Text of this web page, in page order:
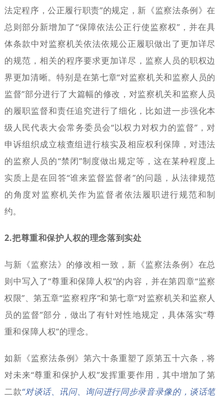
法定程序，公正履行职责”的规定，新《监察法条例》在
总则部分新增加了“保障依法公正行使监察权”，并在具
体条款中对监察机关依法依规公正履职做出了更加详尽
的规范，相关的程序要求更加详尽，监察人员的职权边
界更加清晰。特别是在第七章“对监察机关和监察人员的
监督”部分进行了大篇幅的修改，对监察机关和监察人员
的履职监督和责任追究进行了细化，比如进一步强化本
级人民代表大会常务委员会“以权力对权力的监督”，对
申诉组织成立核查组进行核实及相应权利保障，对违法
的监察人员的“禁闭”制度做出规定等，这在某种程度上
实质上是在回答“谁来监督监督者”的问题，从法律规范
的角度对监察机关作为监督者依法履职进行规范和制
约。
2.把尊重和保护人权的理念落到实处
与新《监察法》的修改相一致，新《监察法条例》在总
则中写入了“尊重和保障人权”的内容，并在第四章“监察
权限”、第五章“监察程序”和第七章“对监察机关和监察人
员的监督”部分，做出了有针对性地规定，具体落实“尊
重和保障人权”的理念。
如新《监察法条例》第六十条重塑了原第五十六条，将
对未来“尊重和保护人权”发挥重要作用，其中增加了第
二款“对谈话、讯问、询问进行同步录音录像的，谈话笔